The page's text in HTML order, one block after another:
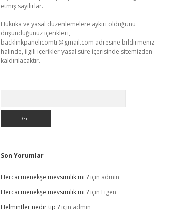
etmiş sayılırlar.
Hukuka ve yasal düzenlemelere aykırı olduğunu
düşündüğünüz içerikleri,
backlinkpanelicomtr@gmail.com adresine bildirmeniz
halinde, ilgili içerikler yasal süre içerisinde sitemizden
kaldırılacaktır.
Son Yorumlar
Hercai menekşe mevsimlik mi ?için admin
Hercai menekşe mevsimlik mi ?için Figen
Helmintler nedir tıp ?için admin